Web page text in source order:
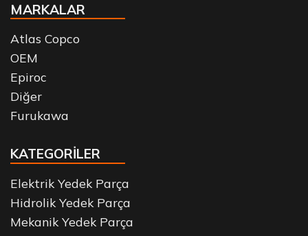
MARKALAR
Atlas Copco
OEM
Epiroc
Diğer
Furukawa
KATEGORİLER
Elektrik Yedek Parça
Hidrolik Yedek Parça
Mekanik Yedek Parça